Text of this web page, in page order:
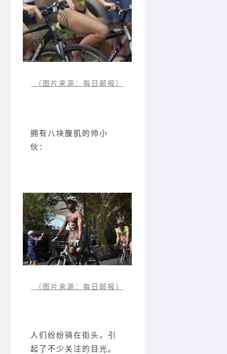
（图片来源：每日邮报）
拥有八块腹肌的帅小
伙：
（图片来源：每日邮报）
人们纷纷骑在街头，引
起了不少关注的目光。